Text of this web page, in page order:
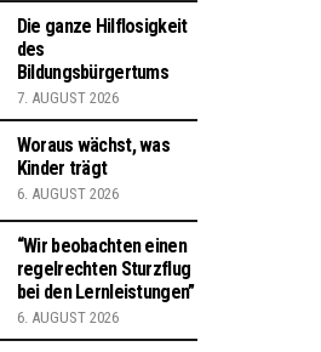
Die ganze Hilflosigkeit
des
Bildungsbürgertums
7. AUGUST 2026
Woraus wächst, was
Kinder trägt
6. AUGUST 2026
“Wir beobachten einen
regelrechten Sturzflug
bei den Lernleistungen”
6. AUGUST 2026